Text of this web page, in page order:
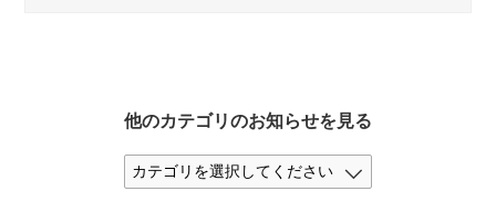
他のカテゴリのお知らせを見る